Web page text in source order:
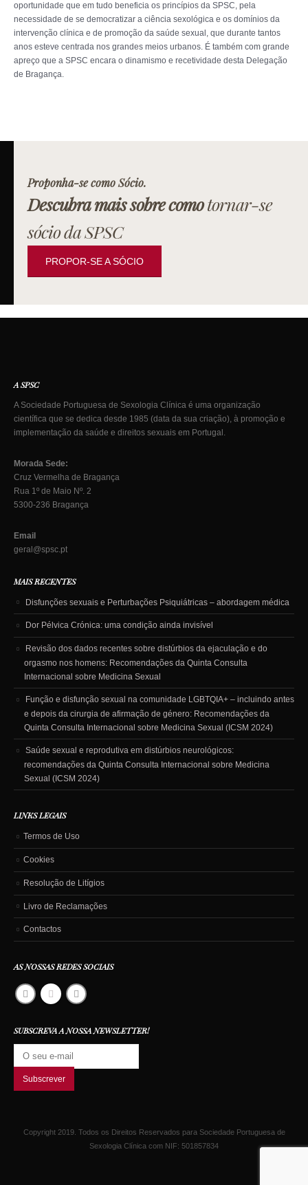
oportunidade que em tudo beneficia os princípios da SPSC, pela
necessidade de se democratizar a ciência sexológica e os domínios da
intervenção clínica e de promoção da saúde sexual, que durante tantos
anos esteve centrada nos grandes meios urbanos. É também com grande
apreço que a SPSC encara o dinamismo e recetividade desta Delegação
de Bragança.
Proponha-se como Sócio.
Descubra mais sobre comotornar-se
sócio da SPSC
PROPOR-SE A SÓCIO
A SPSC
A Sociedade Portuguesa de Sexologia Clínica é uma organização
científica que se dedica desde 1985 (data da sua criação), à promoção e
implementação da saúde e direitos sexuais em Portugal.
Morada Sede:
Cruz Vermelha de Bragança
Rua 1º de Maio Nº. 2
5300-236 Bragança
Email
geral@spsc.pt
MAIS RECENTES
Disfunções sexuais e Perturbações Psiquiátricas – abordagem médica
Dor Pélvica Crónica: uma condição ainda invisível
Revisão dos dados recentes sobre distúrbios da ejaculação e do
orgasmo nos homens: Recomendações da Quinta Consulta
Internacional sobre Medicina Sexual
Função e disfunção sexual na comunidade LGBTQIA+ – incluindo antes
e depois da cirurgia de afirmação de género: Recomendações da
Quinta Consulta Internacional sobre Medicina Sexual (ICSM 2024)
Saúde sexual e reprodutiva em distúrbios neurológicos:
recomendações da Quinta Consulta Internacional sobre Medicina
Sexual (ICSM 2024)
LINKS LEGAIS
Termos de Uso
Cookies
Resolução de Litígios
Livro de Reclamações
Contactos
AS NOSSAS REDES SOCIAIS
SUBSCREVA A NOSSA NEWSLETTER!
Copyright 2019. Todos os Direitos Reservados para Sociedade Portuguesa de
Sexologia Clínica com NIF: 501857834